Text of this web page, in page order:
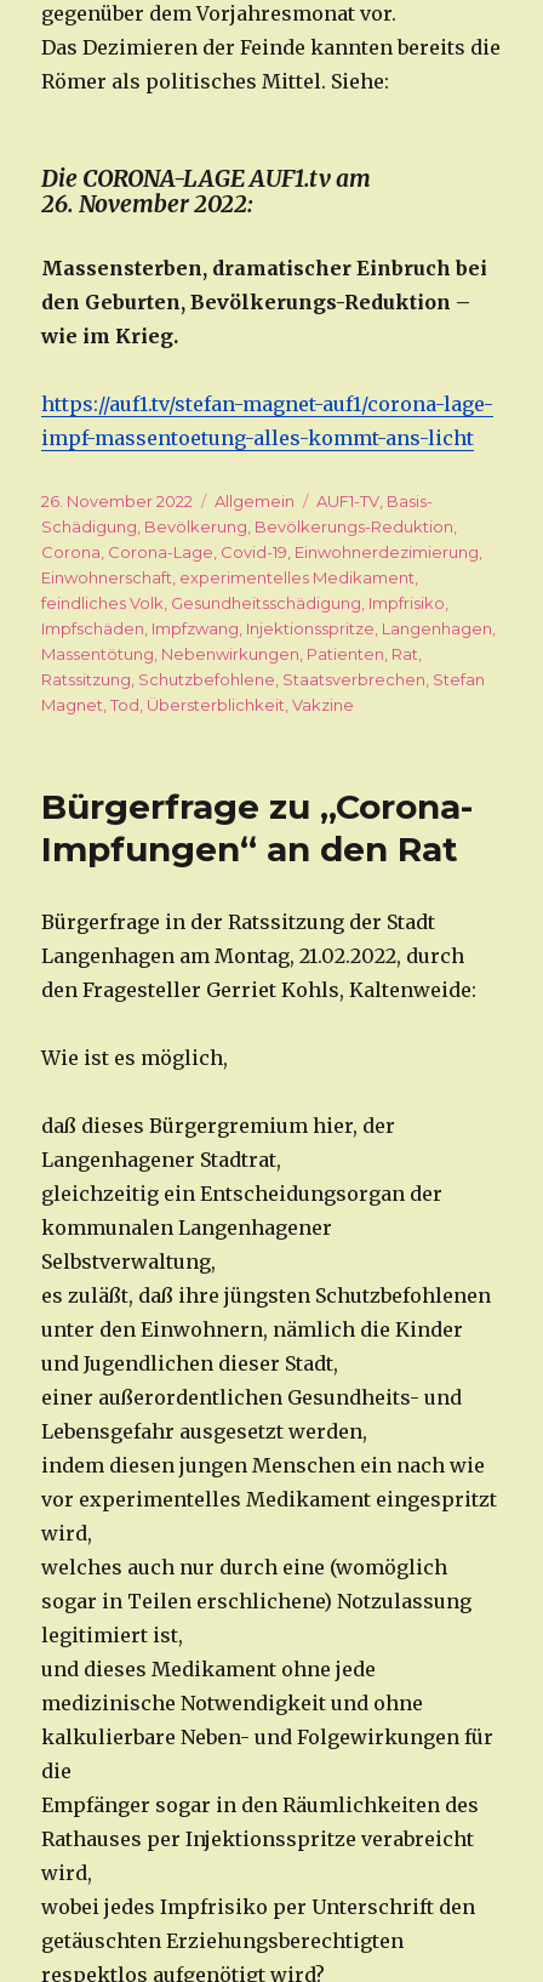
gegenüber dem Vorjahresmonat vor.
Das Dezimieren der Feinde kannten bereits die
Römer als politisches Mittel. Siehe:
Die CORONA-LAGE AUF1.tv am
26. November 2022:
Massensterben, dramatischer Einbruch bei
den Geburten, Bevölkerungs-Reduktion –
wie im Krieg.
https://auf1.tv/stefan-magnet-auf1/corona-lage-
impf-massentoetung-alles-kommt-ans-licht
Veröffentlicht
am
26. November 2022 Kategorien
Allgemein Schlagwörter
AUF1-TV, Basis-
Schädigung, Bevölkerung, Bevölkerungs-Reduktion,
Corona, Corona-Lage, Covid-19, Einwohnerdezimierung,
Einwohnerschaft, experimentelles Medikament,
feindliches Volk, Gesundheitsschädigung, Impfrisiko,
Impfschäden, Impfzwang, Injektionsspritze, Langenhagen,
Massentötung, Nebenwirkungen, Patienten, Rat,
Ratssitzung, Schutzbefohlene, Staatsverbrechen, Stefan
Magnet,Tod, Übersterblichkeit,Vakzine
Bürgerfrage zu „Corona-
Impfungen“ an den Rat
Bürgerfrage in der Ratssitzung der Stadt
Langenhagen am Montag, 21.02.2022, durch
den Fragesteller Gerriet Kohls, Kaltenweide:
Wie ist es möglich,
daß dieses Bürgergremium hier, der
Langenhagener Stadtrat,
gleichzeitig ein Entscheidungsorgan der
kommunalen Langenhagener
Selbstverwaltung,
es zuläßt, daß ihre jüngsten Schutzbefohlenen
unter den Einwohnern, nämlich die Kinder
und Jugendlichen dieser Stadt,
einer außerordentlichen Gesundheits- und
Lebensgefahr ausgesetzt werden,
indem diesen jungen Menschen ein nach wie
vor experimentelles Medikament eingespritzt
wird,
welches auch nur durch eine (womöglich
sogar in Teilen erschlichene) Notzulassung
legitimiert ist,
und dieses Medikament ohne jede
medizinische Notwendigkeit und ohne
kalkulierbare Neben- und Folgewirkungen für
die
Empfänger sogar in den Räumlichkeiten des
Rathauses per Injektionsspritze verabreicht
wird,
wobei jedes Impfrisiko per Unterschrift den
getäuschten Erziehungsberechtigten
respektlos aufgenötigt wird?